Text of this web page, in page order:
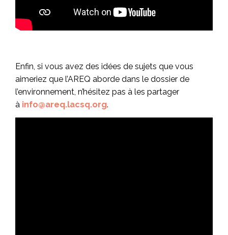
Enfin, si vous avez des idées de sujets que vous
aimeriez que l’AREQ aborde dans le dossier de
l’environnement, n’hésitez pas à les partager
à info@areq.lacsq.org.